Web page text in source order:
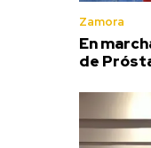
Zamora
En
de